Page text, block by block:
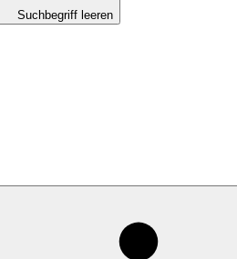
Suchbegriff leeren